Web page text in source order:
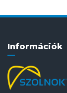
Információk